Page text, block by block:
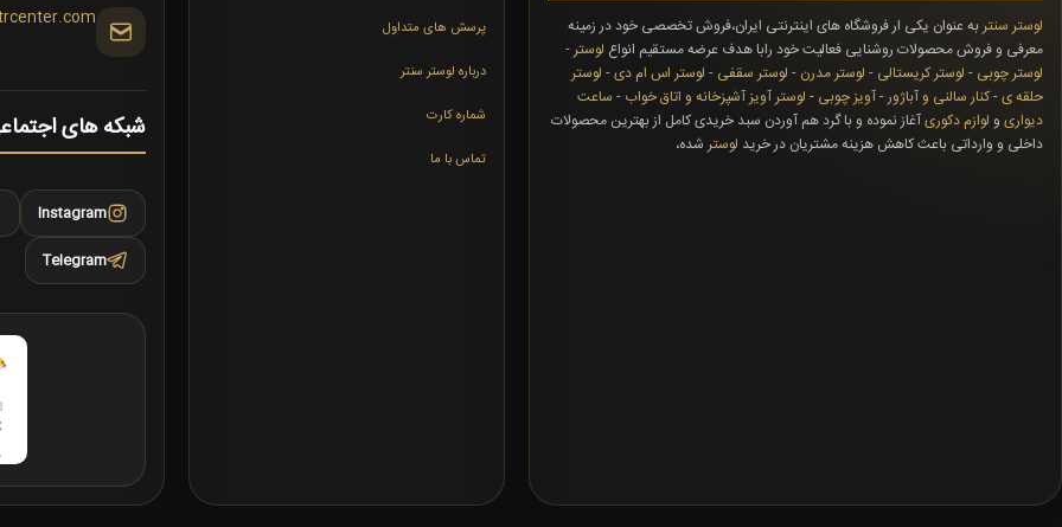
لوستر سنتربه عنوان یکی ار فروشگاه های اینترنتی ایران،فروش تخصصی خود در زمینه
معرفی و فروش محصولات روشنایی فعالیت خود رابا هدف عرضه مستقیم انواع لوستر-
لوستر چوبی - لوستر کریستالی - لوستر مدرن - لوستر سقفی - لوستر اس ام دی- لوستر
حلقه ی-کنار سالنی و آباژور-آویز چوبی - لوستر آویز آشپزخانه و اتاق خواب - ساعت
دیواری و لوازم دکوریآغاز نموده و با گرد هم آوردن سبد خریدی کامل از بهترین محصولات
داخلی و وارداتی باعث کاهش هزینه مشتریان در خرید لوسترشده،
پرسش های متداول
درباره لوستر سنتر
شماره کارت
تماس با ما
شبکه های
Instagram
Telegram